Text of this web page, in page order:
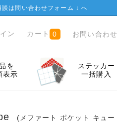
は問い合わせフォーム ↓へ
ン カート 0 お問い合わせ
を
表示
ステッカー
一括購入
(メファート ポケット キュー